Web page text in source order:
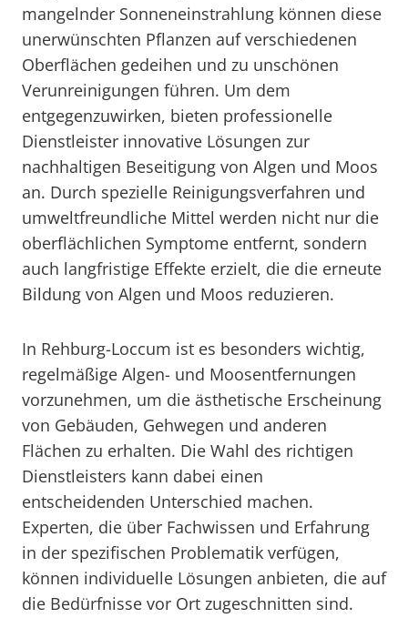
mangelnder Sonneneinstrahlung können diese
unerwünschten Pflanzen auf verschiedenen
Oberflächen gedeihen und zu unschönen
Verunreinigungen führen. Um dem
entgegenzuwirken, bieten professionelle
Dienstleister innovative Lösungen zur
nachhaltigen Beseitigung von Algen und Moos
an. Durch spezielle Reinigungsverfahren und
umweltfreundliche Mittel werden nicht nur die
oberflächlichen Symptome entfernt, sondern
auch langfristige Effekte erzielt, die die erneute
Bildung von Algen und Moos reduzieren.
In Rehburg-Loccum ist es besonders wichtig,
regelmäßige Algen- und Moosentfernungen
vorzunehmen, um die ästhetische Erscheinung
von Gebäuden, Gehwegen und anderen
Flächen zu erhalten. Die Wahl des richtigen
Dienstleisters kann dabei einen
entscheidenden Unterschied machen.
Experten, die über Fachwissen und Erfahrung
in der spezifischen Problematik verfügen,
können individuelle Lösungen anbieten, die auf
die Bedürfnisse vor Ort zugeschnitten sind.